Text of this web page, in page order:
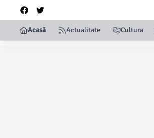
Acasă Actualitate Cultura